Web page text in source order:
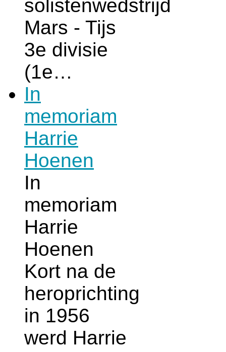
solistenwedstrijd
Mars - Tijs
3e divisie
(1e…
In
memoriam
Harrie
Hoenen
In
memoriam
Harrie
Hoenen
Kort na de
heroprichting
in 1956
werd Harrie